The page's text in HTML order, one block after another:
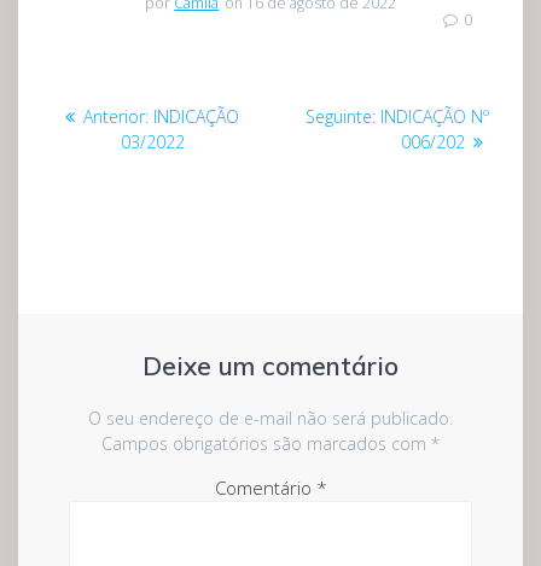
0
Navegação
Anterior: Post
anterior:
INDICAÇÃO
03/2022
Seguinte: Post
seguinte:
INDICAÇÃO Nº
006/202
Deixe um comentário
O seu endereço de e-mail não será publicado.
Campos obrigatórios são marcados com *
Comentário *